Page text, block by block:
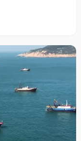
科状元，不仅仅给爸爸
之后，性格开朗的陈溢
上中
得头筹。曾先后八次下
男孩了，每次来都很是
了图腾文学社，参加了
导的话剧还获得了全市
之前，曾经想过去考中
的，"后来看看学习还是
额前稍长的碎发，笑了起
汉堡包长大，个性张扬，
优秀，偶像派如眼前的